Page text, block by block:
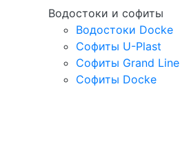
Водостоки и софиты
Водостоки Docke
Софиты U-Plast
Софиты Grand Line
Софиты Docke